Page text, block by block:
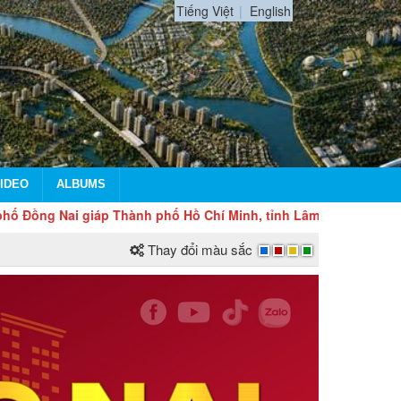
Tiếng Việt English
ALBUMS
phố Hồ Chí Minh, tỉnh Lâm Đồng, tỉnh Tây Ninh và
Thay đổi màu sắc